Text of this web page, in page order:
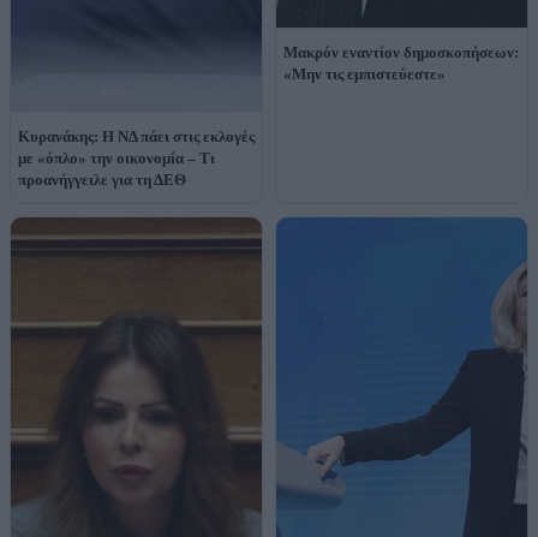
Κυρανάκης: Η ΝΔ πάει στις εκλογές
με «όπλο» την οικονομία – Τι
προανήγγειλε για τη ΔΕΘ
Μακρόν εναντίον δημοσκοπήσεων:
«Μην τις εμπιστεύεστε»